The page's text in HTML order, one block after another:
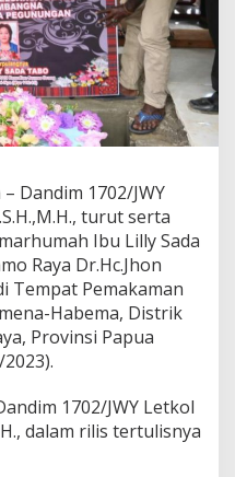
Dandim 1702/JWY
turut serta
Ibu Lilly Sada
Raya Dr.Hc.Jhon
Tempat Pemakaman
Habema, Distrik
Provinsi Papua
1702/JWY Letkol
dalam rilis tertulisnya